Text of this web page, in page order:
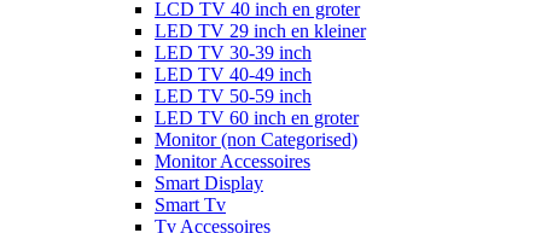
LCD TV 40 inch en groter
LED TV 29 inch en kleiner
LED TV 30-39 inch
LED TV 40-49 inch
LED TV 50-59 inch
LED TV 60 inch en groter
Monitor (non Categorised)
Monitor Accessoires
Smart Display
Smart Tv
Tv Accessoires